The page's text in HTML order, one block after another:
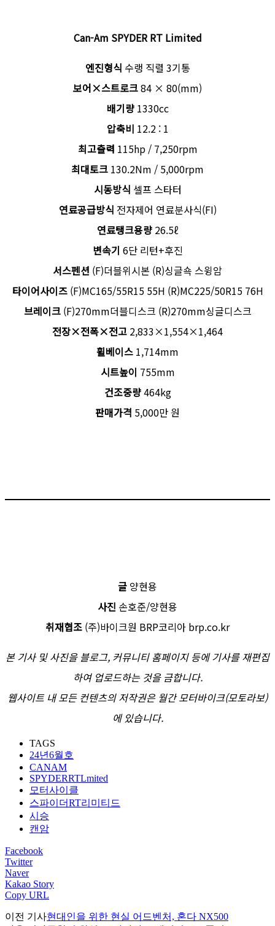
Can-Am SPYDER RT Limited
엔진형식 수랭 직렬 3기통
보어×스트로크84 × 80(mm)
배기량1330cc
압축비 12.2 : 1
최고출력 115hp / 7,250rpm
최대토크 130.2Nm / 5,000rpm
시동방식 셀프 스타터
연료공급방식 전자제어 연료분사식(FI)
연료탱크용량 26.5ℓ
변속기 6단 리턴+후진
서스펜션 (F)더블위시본 (R)싱글쇽 스윙암
타이어사이즈 (F)MC165/55R15 55H (R)MC225/50R15 76H
브레이크 (F)270mm더블디스크 (R)270mm싱글디스크
전장×전폭×전고 2,833×1,554×1,464
휠베이스 1,714mm
시트높이 755mm
건조중량464kg
판매가격 5,000만 원
글 양현용
사진 손호준/양현용
취재협조 (주)바이크원 BRP코리아 brp.co.kr
본 기사 및 사진을 블로그, 커뮤니티 홈페이지 등에 기사를 재편집
하여 업로드하는 것을 금합니다.
웹사이트 내 모든 컨텐츠의 저작권은 월간 모터바이크(모토라보)
에 있습니다.
TAGS
24년6월호
CANAM
SPYDERRTLmited
모터사이클
스파이더RT리미티드
시승
캔암
Facebook
Twitter
Naver
Kakao Story
Copy URL
이전 기사현대인을 위한 현실 어드벤처, 혼다 NX500